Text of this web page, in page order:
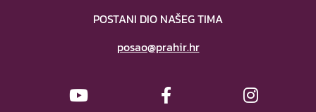
POSTANI DIO NAŠEG TIMA
posao@prahir.hr